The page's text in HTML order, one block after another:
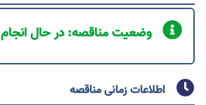
وضعیت مناقصه: در حال انجام
اطلاعات زمانی مناقصه